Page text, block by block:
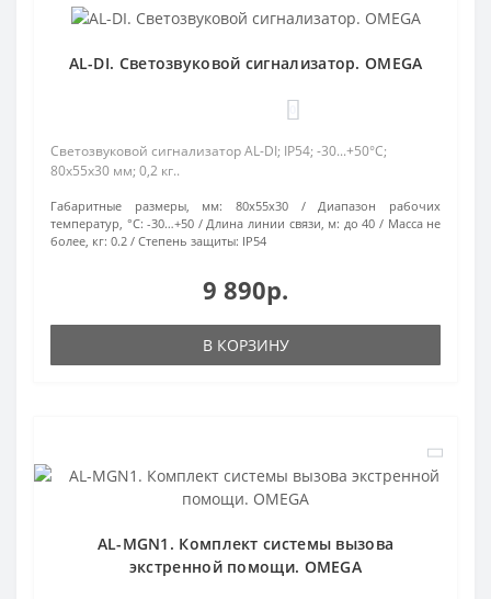
AL-DI. Светозвуковой сигнализатор. OMEGA
Светозвуковой сигнализатор AL-DI; IP54; -30...+50°C;
80х55х30 мм; 0,2 кг..
Габаритные размеры, мм: 80х55х30
Диапазон рабочих
температур, °С: -30…+50 Длина линии связи, м: до 40
Масса не
более, кг: 0.2 Степень защиты: IP54
9 890р.
В КОРЗИНУ
AL-MGN1. Комплект системы вызова
экстренной помощи. OMEGA